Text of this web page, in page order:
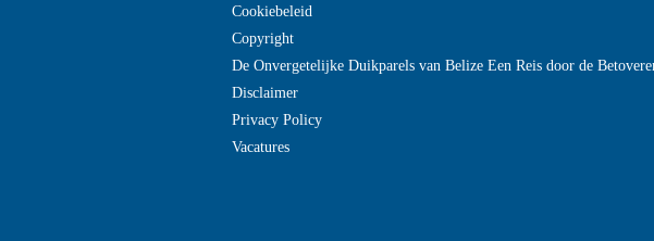
Cookiebeleid
Copyright
De Onvergetelijke Duikparels van Belize Een Reis door de
Disclaimer
Privacy Policy
Vacatures